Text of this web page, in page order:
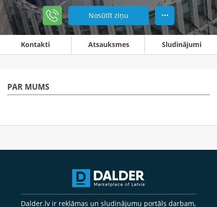
Nosūtīt ziņu •••
Kontakti Atsauksmes Sludinājumi
PAR MUMS
Dalder.lv ir reklāmas un sludinājumu portāls darbam,